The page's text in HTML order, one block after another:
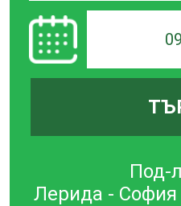
Под-
Лерида -